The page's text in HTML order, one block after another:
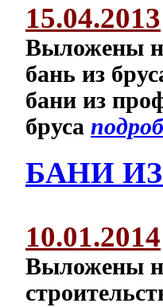
15.04.2013
Выложены
бань из
бани из
бруса
БАНИ
10.01.2014
Выложены